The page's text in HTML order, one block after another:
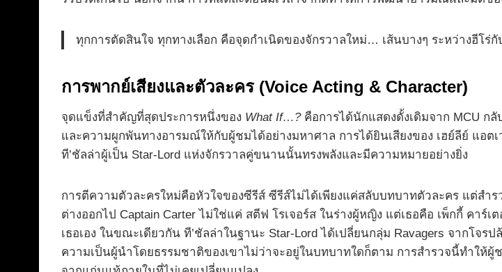
ทุกการตัดสินใจ ทุกทางเลือก คือจุดกำเนิดของจักรวาลใหม่… เส้นบางๆ ระหว่างฮีโร่
การพากย์เสียงและตัวละคร (Voice Acting & Character)
จุดแข็งที่สำคัญที่สุดประการหนึ่งของ What If…?คือการได้นักแสดงดั้งเดิมจาก MCU กลั
และความผูกพันทางอารมณ์ให้กับผู้ชมได้อย่างมหาศาล การได้ยินเสียงของ เฮย์ลีย์ แอต
ที’ชัลล่าผู้เป็น Star-Lord แห่งจักรวาลคู่ขนานนั้นทรงพลังและมีความหมายอย่างยิ่ง
การตีความตัวละครใหม่คือหัวใจของซีรีส์ ซีรีส์ไม่ได้เพียงแค่สลับบทบาทตัวละคร แต่สำ
ต่างออกไป Captain Carter ไม่ใช่แค่ สตีฟ โรเจอร์ส ในร่างผู้หญิง แต่เธอคือ เพ็กกี้ คา
เธอเอง ในขณะเดียวกัน ที’ชัลล่าในฐานะ Star-Lord ได้เปลี่ยนกลุ่ม Ravagers จากโจ
ความเป็นผู้นำโดยธรรมชาติของเขาไม่ว่าจะอยู่ในบทบาทใดก็ตาม การสำรวจนี้ทำให้